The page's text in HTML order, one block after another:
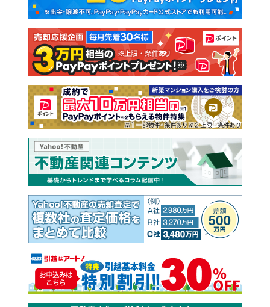
新築一戸建て 中古一戸建て
注文住宅 土地
売却査定